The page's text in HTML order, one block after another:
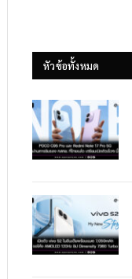
หัวข้อทั้งหมด